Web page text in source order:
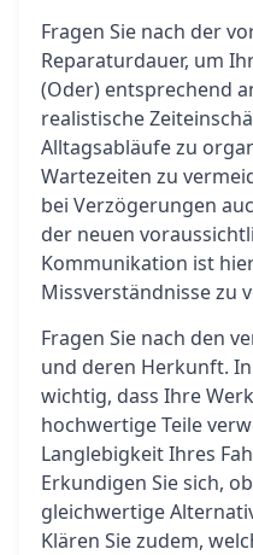
Fragen Sie nach der
Reparaturdauer, um
(Oder) entsprechend
realistische
Alltagsabläufe zu
Wartezeiten zu
bei Verzögerungen
der neuen
Kommunikation ist
Missverständnisse zu
Fragen Sie nach den
und deren Herkunft.
wichtig, dass Ihre
hochwertige Teile
Langlebigkeit Ihres
Erkundigen Sie sich,
gleichwertige
Klären Sie zudem,